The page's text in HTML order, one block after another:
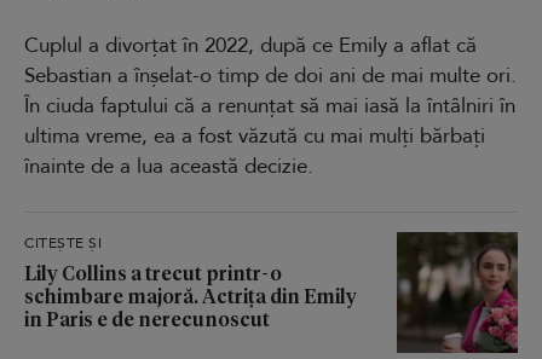
Cuplul a divorțat în 2022, după ce Emily a aflat că
Sebastian a înșelat-o timp de doi ani de mai multe ori.
În ciuda faptului că a renunțat să mai iasă la întâlniri în
ultima vreme, ea a fost văzută cu mai mulți bărbați
înainte de a lua această decizie.
CITEȘTE ȘI
Lily Collins a trecut printr-o
schimbare majoră. Actrița din Emily
in Paris e de nerecunoscut